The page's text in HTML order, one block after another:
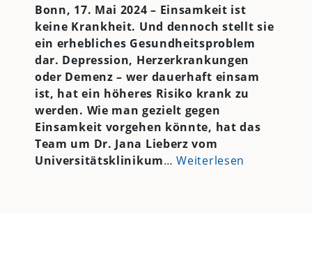
Bonn, 17. Mai 2024 – Einsamkeit ist
keine Krankheit. Und dennoch stellt sie
ein erhebliches Gesundheitsproblem
dar. Depression, Herzerkrankungen
oder Demenz – wer dauerhaft einsam
ist, hat ein höheres Risiko krank zu
werden. Wie man gezielt gegen
Einsamkeit vorgehen könnte, hat das
Team um Dr. Jana Lieberz vom
Universitätsklinikum…Weiterlesen